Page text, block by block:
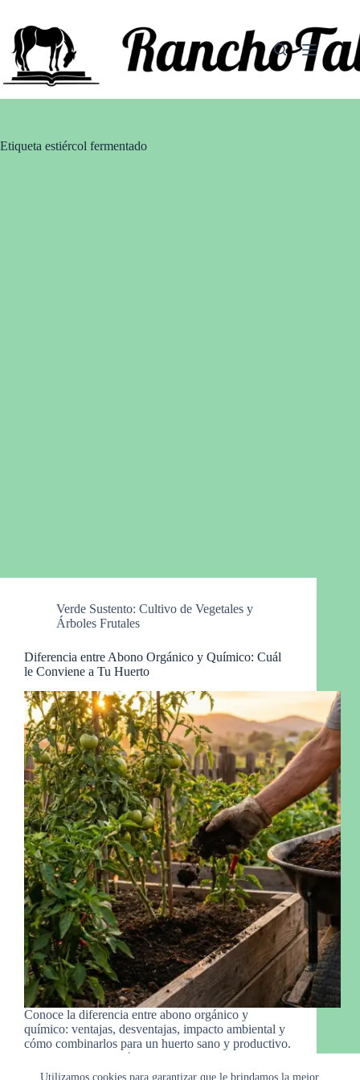
contenido
Utilizamos cookies para garantizar que le brindamos la mejor
Etiqueta estiércol fermentado
Verde Sustento: Cultivo de Vegetales y
Árboles Frutales
Diferencia entre Abono Orgánico y Químico: Cuál
le Conviene a Tu Huerto
Conoce la diferencia entre abono orgánico y
químico: ventajas, desventajas, impacto ambiental y
cómo combinarlos para un huerto sano y productivo.